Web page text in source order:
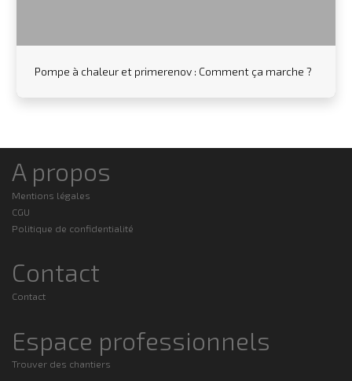
Pompe à chaleur et primerenov : Comment ça marche ?
A propos
Mentions légales
CGU
Politique de confidentialité
Contact
Contact
Espace professionnels
Trouver des chantiers